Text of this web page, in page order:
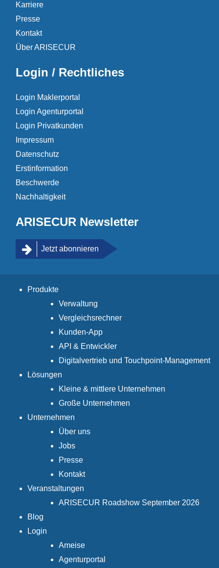
Karriere
Presse
Kontakt
Über ARISECUR
Login / Rechtliches
Login Maklerportal
Login Agenturportal
Login Privatkunden
Impressum
Datenschutz
Erstinformation
Beschwerde
Nachhaltigkeit
ARISECUR Newsletter
Jetzt abonnieren
Produkte
Verwaltung
Vergleichsrechner
Kunden-App
API & Entwickler
Digitalvertrieb und Touchpoint-Management
Lösungen
Kleine & mittlere Unternehmen
Große Unternehmen
Unternehmen
Über uns
Jobs
Presse
Kontakt
Veranstaltungen
ARISECUR Roadshow September 2026
Blog
Login
Ameise
Agenturportal